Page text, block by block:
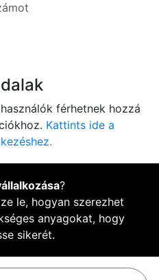
férhetnek hozzá
Kattints ide a
?
le, hogyan szerezhet
anyagokat, hogy
sikerét.